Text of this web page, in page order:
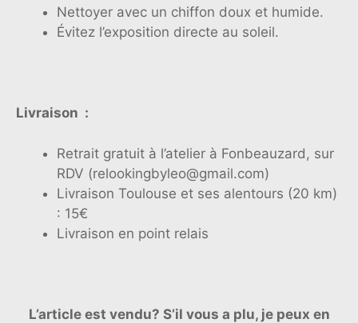
Nettoyer avec un chiffon doux et humide.
Évitez l’exposition directe au soleil.
Livraison :
Retrait gratuit à l’atelier à Fonbeauzard, sur
RDV (relookingbyleo@gmail.com)
Livraison Toulouse et ses alentours (20 km)
: 15€
Livraison en point relais
L’article est vendu? S’il vous a plu, je peux en